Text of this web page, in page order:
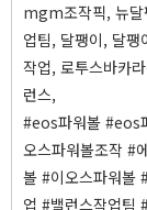
mgm조작픽, 뉴달
업팀, 달팽이, 달팽
작업, 로투스바카
런스,
#eos파워볼 #eos
오스파워볼조작 #
볼 #이오스파워볼
업 #밸런스작업팀